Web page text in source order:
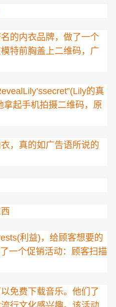
的内衣品牌，做了一个
特前胸盖上二维码，广
的真
拿起手机拍摄二维码，原
，真的如广告语所说的
利益)，给顾客想要的
一个促销活动：顾客扫描
免费下载音乐。他们了